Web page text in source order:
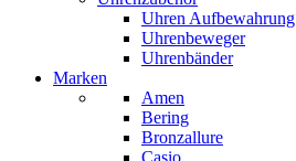
Uhren Aufbewahrung
Uhrenbeweger
Uhrenbänder
Marken
Amen
Bering
Bronzallure
Casio